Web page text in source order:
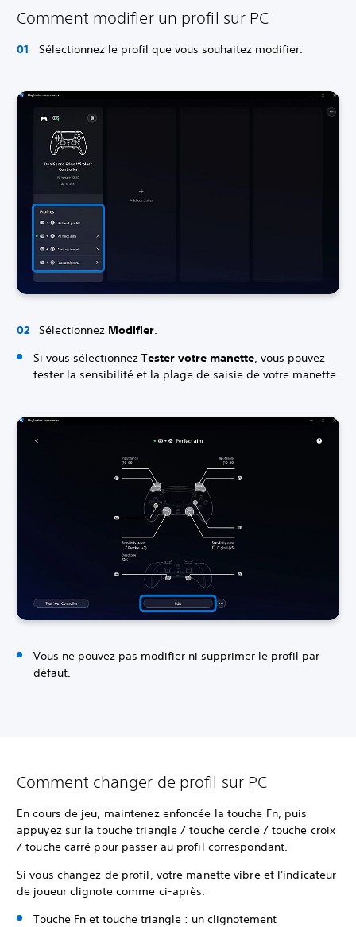
Comment modifier un profil sur PC
Sélectionnez le profil que vous souhaitez modifier.
Sélectionnez Modifier.
Si vous sélectionnez Tester votre manette, vous pouvez
tester la sensibilité et la plage de saisie de votre manette.
Vous ne pouvez pas modifier ni supprimer le profil par
défaut.
Comment changer de profil sur PC
En cours de jeu, maintenez enfoncée la touche Fn, puis
appuyez sur la touche triangle / touche cercle / touche croix
/ touche carré pour passer au profil correspondant.
Si vous changez de profil, votre manette vibre et l'indicateur
de joueur clignote comme ci-après.
Touche Fn et touche triangle : un clignotement